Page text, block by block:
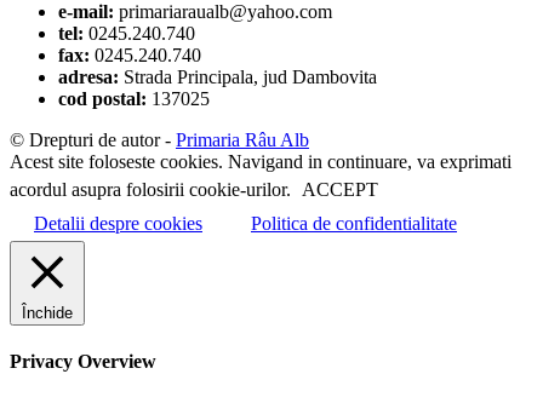
e-mail: primariaraualb@yahoo.com
tel: 0245.240.740
fax: 0245.240.740
adresa: Strada Principala, jud Dambovita
cod postal: 137025
© Drepturi de autor - Primaria Râu Alb
Acest site foloseste cookies. Navigand in continuare, va exprimati
acordul asupra folosirii cookie-urilor.
ACCEPT
Detalii despre cookies
Politica de confidentialitate
Închide
Privacy Overview